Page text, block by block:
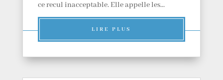
ce recul inacceptable. Elle appelle les...
LIRE PLUS